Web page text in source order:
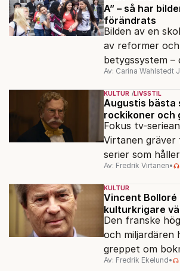
A” – så har
förändrats
Bilden av en
av reformer
betygssystem –
vem äger
Av: Carina Wahlstedt
KULTUR LIVSSTIL
Augustis bästa
rockikoner och
Fokus tv-
Virtanen gräver
serier som
augustisoffan –
på och tv-
vän.
Av: Fredrik Virtanen•
KULTUR
Vincent Bolloré
kulturkrigare
Den franske
och miljardären
greppet om
filmbolag, tv-
Av: Fredrik Ekelund•